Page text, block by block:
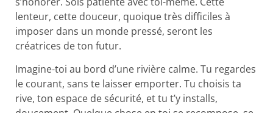
lenteur, cette douceur, quoique très difficiles à
imposer dans un monde pressé, seront les
créatrices de ton futur.
Imagine-toi au bord d’une rivière calme. Tu regardes
le courant, sans te laisser emporter. Tu choisis ta
rive, ton espace de sécurité, et tu t’y installs,